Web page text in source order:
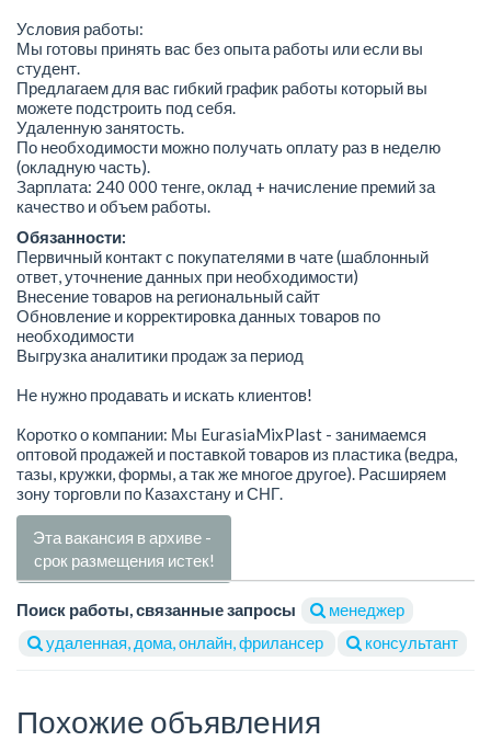
Условия работы:
Мы готовы принять вас без опыта работы или если вы
студент.
Предлагаем для вас гибкий график работы который вы
можете подстроить под себя.
Удаленную занятость.
По необходимости можно получать оплату раз в неделю
(окладную часть).
Зарплата: 240 000 тенге, оклад + начисление премий за
качество и объем работы.
Обязанности:
Первичный контакт с покупателями в чате (шаблонный
ответ, уточнение данных при необходимости)
Внесение товаров на региональный сайт
Обновление и корректировка данных товаров по
необходимости
Выгрузка аналитики продаж за период
Не нужно продавать и искать клиентов!
Коротко о компании: Мы EurasiaMixPlast - занимаемся
оптовой продажей и поставкой товаров из пластика (ведра,
тазы, кружки, формы, а так же многое другое). Расширяем
зону торговли по Казахстану и СНГ.
Эта вакансия в архиве -
срок размещения истек!
Поиск работы, связанные запросы
менеджер
удаленная, дома, онлайн, фрилансер
консультант
Похожие объявления